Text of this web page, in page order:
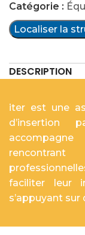
Catégorie :
Localiser la
DESCRIPTION
iter est une
d’insertion
faciliter leur
s’appuyant